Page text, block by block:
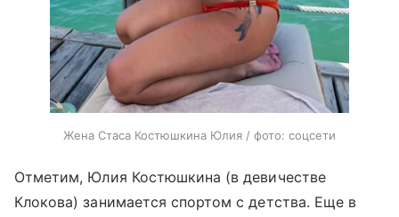
Жена Стаса Костюшкина Юлия / фото: соцсети
Отметим, Юлия Костюшкина (в девичестве
Клокова) занимается спортом с детства. Еще в